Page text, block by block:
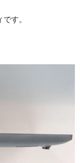
す。